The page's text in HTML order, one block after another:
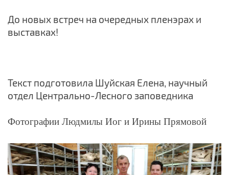
До новых встреч на очередных пленэрах и
выставках!
Текст подготовила Шуйская Елена, научный
отдел Центрально-Лесного заповедника
Фотографии Людмилы Иог и Ирины Прямовой